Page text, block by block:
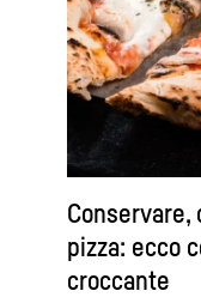
pizza: ecco
croccante